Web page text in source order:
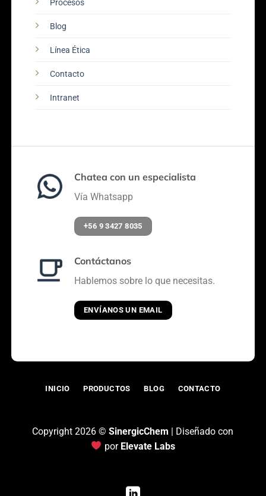
Procesos
Blog
Línea Ética
Contacto
Intranet
Chatea con un especialista
Vía Whatsapp
+56 9 3427 8035
Contáctanos
Hablemos sobre lo que necesitas.
ENVÍANOS UN EMAIL
INICIO PRODUCTOS BLOG CONTACTO
Copyright 2026 ©SinergicChem | Diseñado con
por Elevate Labs